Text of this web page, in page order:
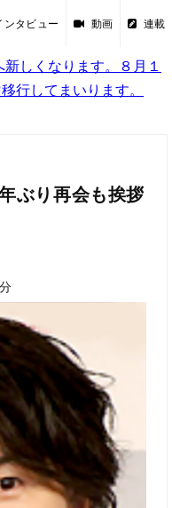
ンタビュー 動画 連載
しくなります。８月１
行してまいります。
ぶり再会も挨拶